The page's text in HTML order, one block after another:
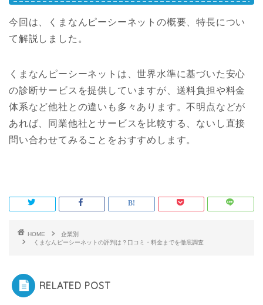
今回は、くまなんピーシーネットの概要、特長につい
て解説しました。
くまなんピーシーネットは、世界水準に基づいた安心
の診断サービスを提供していますが、送料負担や料金
体系など他社との違いも多々あります。不明点などが
あれば、同業他社とサービスを比較する、ないし直接
問い合わせてみることをおすすめします。
HOME
企業別
くまなんピーシーネットの評判は？口コミ・料金までを徹底調査
RELATED POST